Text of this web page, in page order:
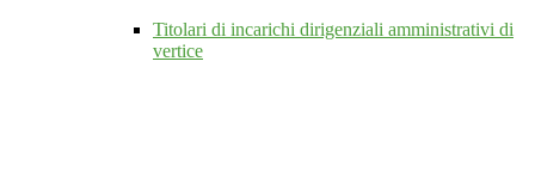
Titolari di incarichi dirigenziali amministrativi di
vertice